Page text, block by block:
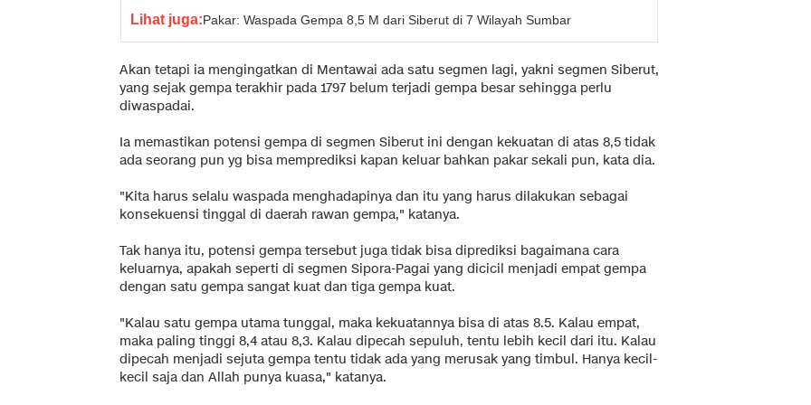
Lihat juga:Pakar: Waspada Gempa 8,5 M dari Siberut di 7 Wilayah Sumbar
Akan tetapi ia mengingatkan di Mentawai ada satu segmen lagi, yakni segmen Siberut,
yang sejak gempa terakhir pada 1797 belum terjadi gempa besar sehingga perlu
diwaspadai.
Ia memastikan potensi gempa di segmen Siberut ini dengan kekuatan di atas 8,5 tidak
ada seorang pun yg bisa memprediksi kapan keluar bahkan pakar sekali pun, kata dia.
"Kita harus selalu waspada menghadapinya dan itu yang harus dilakukan sebagai
konsekuensi tinggal di daerah rawan gempa," katanya.
Tak hanya itu, potensi gempa tersebut juga tidak bisa diprediksi bagaimana cara
keluarnya, apakah seperti di segmen Sipora-Pagai yang dicicil menjadi empat gempa
dengan satu gempa sangat kuat dan tiga gempa kuat.
"Kalau satu gempa utama tunggal, maka kekuatannya bisa di atas 8.5. Kalau empat,
maka paling tinggi 8,4 atau 8,3. Kalau dipecah sepuluh, tentu lebih kecil dari itu. Kalau
dipecah menjadi sejuta gempa tentu tidak ada yang merusak yang timbul. Hanya kecil-
kecil saja dan Allah punya kuasa," katanya.